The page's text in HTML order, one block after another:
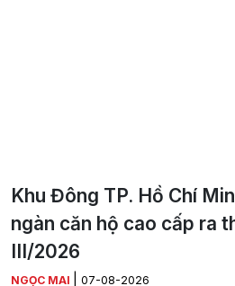
Khu Đông TP. Hồ Chí
ngàn căn hộ cao cấp ra
III/2026
NGỌC MAI 07-08-2026